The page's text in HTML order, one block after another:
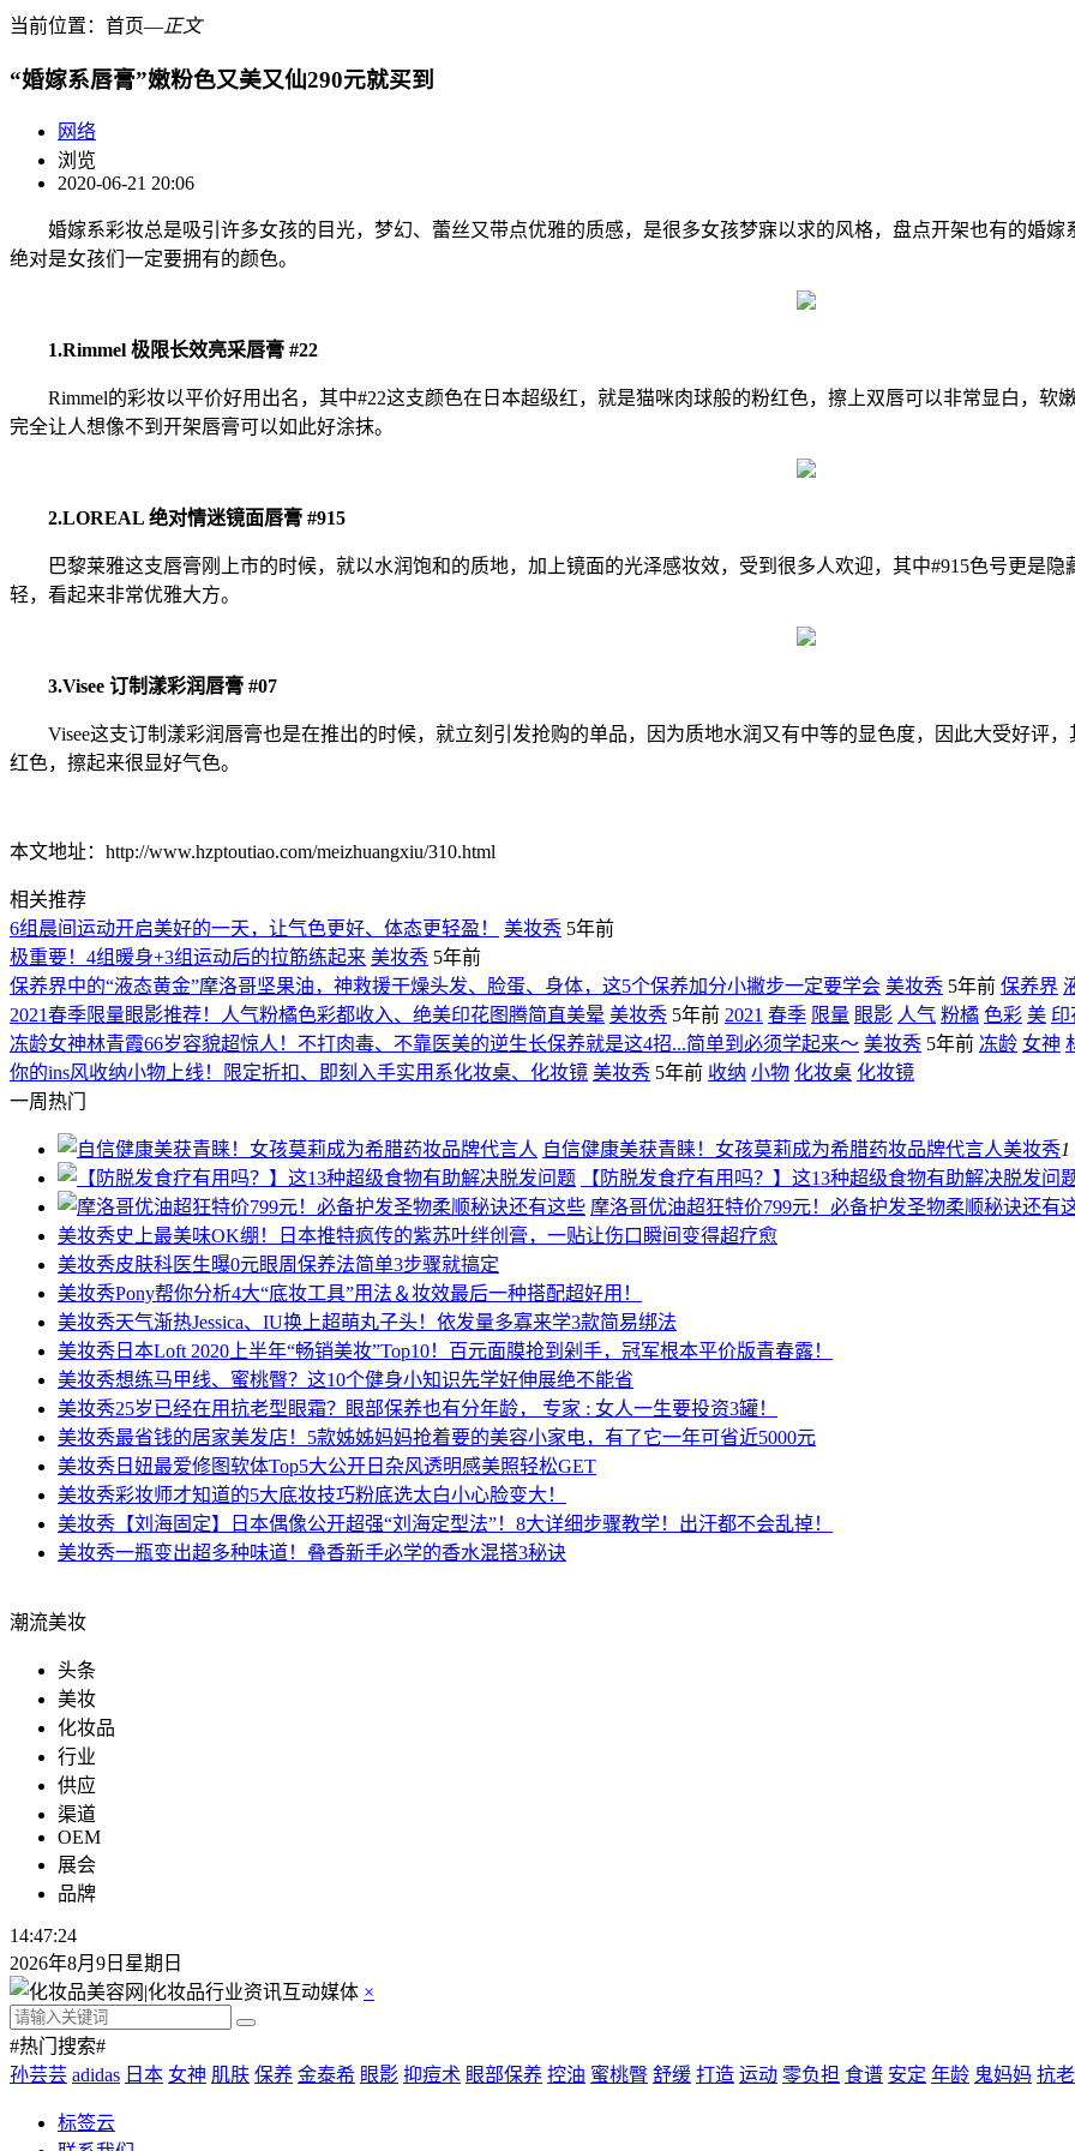
当前位置： 首页―正文
“婚嫁系唇膏”嫩粉色又美又仙290元就买到
网络
浏览
2020-06-21 20:06
婚嫁系彩妆总是吸引许多女孩的目光，梦幻、蕾丝又带点优雅的质感，是很多女孩梦寐以求的风格，盘点开架也有的婚嫁
绝对是女孩们一定要拥有的颜色。
1.Rimmel 极限长效亮采唇膏 #22
Rimmel的彩妆以平价好用出名，其中#22这支颜色在日本超级红，就是猫咪肉球般的粉红色，擦上双唇可以非常显白，软
完全让人想像不到开架唇膏可以如此好涂抹。
2.LOREAL 绝对情迷镜面唇膏 #915
巴黎莱雅这支唇膏刚上市的时候，就以水润饱和的质地，加上镜面的光泽感妆效，受到很多人欢迎，其中#915色号更是隐
轻，看起来非常优雅大方。
3.Visee 订制漾彩润唇膏 #07
Visee这支订制漾彩润唇膏也是在推出的时候，就立刻引发抢购的单品，因为质地水润又有中等的显色度，因此大受好评
红色，擦起来很显好气色。
本文地址：http://www.hzptoutiao.com/meizhuangxiu/310.html
相关推荐
6组晨间运动开启美好的一天，让气色更好、体态更轻盈！
美妆秀 5年前
极重要！4组暖身+3组运动后的拉筋练起来 美妆秀 5年前
保养界中的“液态黄金”摩洛哥坚果油，神救援干燥头发、脸蛋、身体，这5个保养加分小撇步一定要学会 美妆秀 5年前 保养界
2021春季限量眼影推荐！人气粉橘色彩都收入、绝美印花图腾简直美晕 美妆秀 5年前 2021 春季 限量 眼影 人气 粉橘 色彩 美 印
冻龄女神林青霞66岁容貌超惊人！不打肉毒、不靠医美的逆生长保养就是这4招...简单到必须学起来～ 美妆秀 5年前 冻龄 女神
你的ins风收纳小物上线！限定折扣、即刻入手实用系化妆桌、化妆镜 美妆秀 5年前 收纳 小物 化妆桌 化妆镜
一周热门
自信健康美获青睐！女孩莫莉成为希腊药妆品牌代言人美妆秀1
【防脱发食疗有用吗？】这13种超级食物有助解决脱发问
摩洛哥优油超狂特价799元！必备护发圣物柔顺秘诀还有
美妆秀史上最美味OK绷！日本推特疯传的紫苏叶绊创膏，一贴让伤口瞬间变得超疗愈
美妆秀皮肤科医生曝0元眼周保养法简单3步骤就搞定
美妆秀Pony帮你分析4大“底妆工具”用法＆妆效最后一种搭配超好用！
美妆秀天气渐热Jessica、IU换上超萌丸子头！依发量多寡来学3款简易绑法
美妆秀 日本Loft 2020上半年“畅销美妆”Top10！百元面膜抢到剁手，冠军根本平价版青春露！
美妆秀想练马甲线、蜜桃臀？这10个健身小知识先学好伸展绝不能省
美妆秀25岁已经在用抗老型眼霜？眼部保养也有分年龄， 专家 : 女人一生要投资3罐！
美妆秀最省钱的居家美发店！5款姊姊妈妈抢着要的美容小家电，有了它一年可省近5000元
美妆秀 日妞最爱修图软体Top5大公开日杂风透明感美照轻松GET
美妆秀彩妆师才知道的5大底妆技巧粉底选太白小心脸变大！
美妆秀 【刘海固定】日本偶像公开超强“刘海定型法”！8大详细步骤教学！出汗都不会乱掉！
美妆秀一瓶变出超多种味道！叠香新手必学的香水混搭3秘诀
潮流美妆
头条
美妆
化妆品
行业
供应
渠道
OEM
展会
品牌
14:47:24
2026年8月9日星期日
×
#热门搜索#
孙芸芸 adidas 日本 女神 肌肤 保养 金泰希 眼影 抑痘术 眼部保养 控油 蜜桃臀 舒缓 打造 运动 零负担 食谱 安定 年龄 鬼妈妈 抗老
标签云